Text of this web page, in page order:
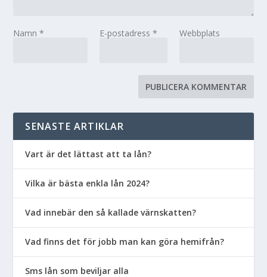
Namn* E-postadress * Webbplats
SENASTE ARTIKLAR
Vart är det lättast att ta lån?
Vilka är bästa enkla lån 2024?
Vad innebär den så kallade värnskatten?
Vad finns det för jobb man kan göra hemifrån?
Sms lån som beviljar alla